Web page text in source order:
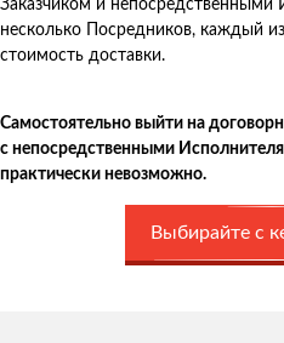
Заказчиком и
несколько Посредников, каждый
стоимость доставки.
Самостоятельно выйти на
с непосредственными
практически невозможно.
Выбирайте с